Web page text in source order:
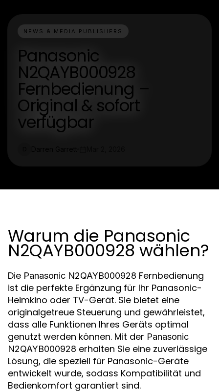
NEWS & MEDIA PUBLISHERS
Panasonic
N2QAYB000928
Fernbedienung –
Original & sofort
verfügbar
Warum die Panasonic
N2QAYB000928 wählen?
Die Panasonic N2QAYB000928 Fernbedienung
ist die perfekte Ergänzung für Ihr Panasonic-
Heimkino oder TV-Gerät. Sie bietet eine
originalgetreue Steuerung und gewährleistet,
dass alle Funktionen Ihres Geräts optimal
genutzt werden können. Mit der Panasonic
N2QAYB000928 erhalten Sie eine zuverlässige
Lösung, die speziell für Panasonic-Geräte
entwickelt wurde, sodass Kompatibilität und
Bedienkomfort garantiert sind.